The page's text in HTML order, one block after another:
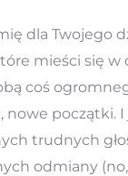
dla Twojego
mieści się w
coś
nowe początki.
trudnych
odmiany